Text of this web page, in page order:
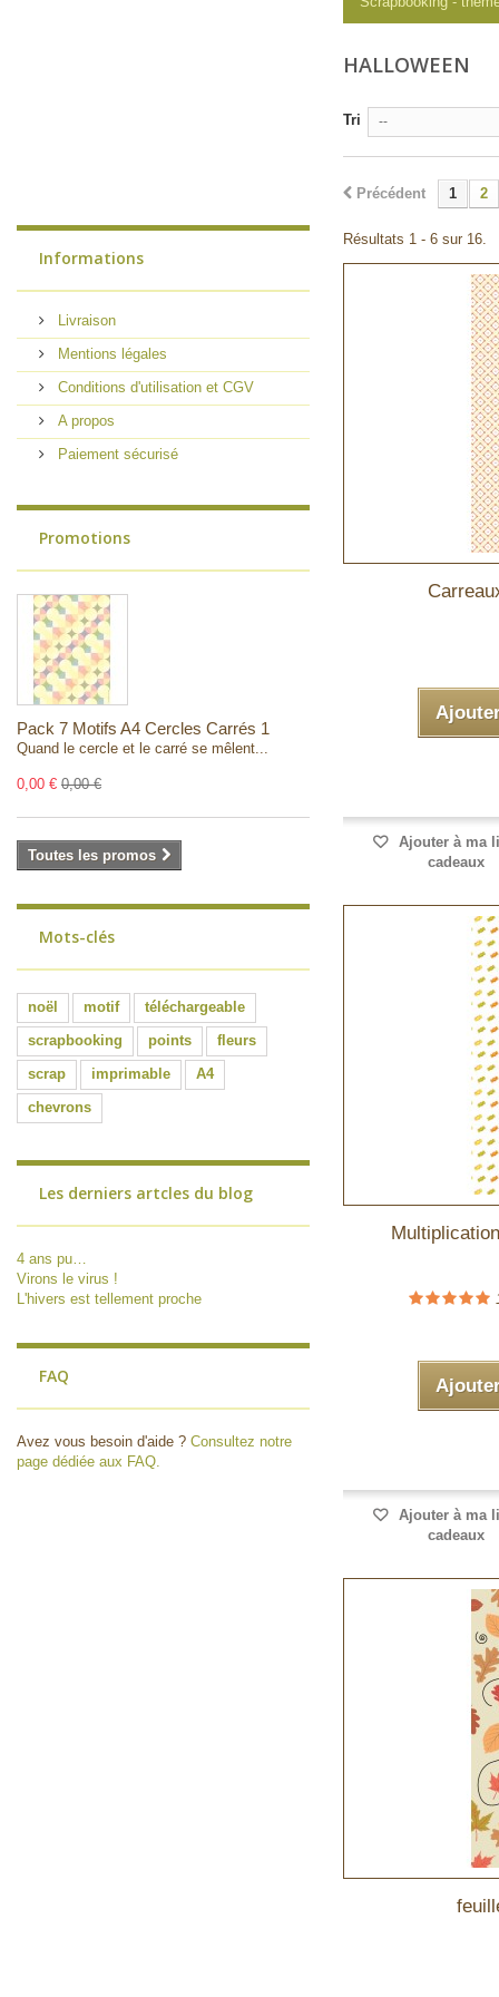
Informations
Livraison
Mentions légales
Conditions d'utilisation et CGV
A propos
Paiement sécurisé
Promotions
Pack 7 Motifs A4 Cercles Carrés 1
Quand le cercle et le carré se mêlent...
0,00 € 0,00 €
Toutes les promos
Mots-clés
noël motif
téléchargeable
scrapbooking
points
fleurs
scrap
imprimable
A4
chevrons
Les derniers artcles du blog
4 ans pu…
Virons le virus !
L'hivers est tellement proche
FAQ
Avez vous besoin d'aide ? Consultez notre
page dédiée aux FAQ.
HALLOWEEN
Tri --
Précédent 1 2
Résultats 1 - 6 sur 16.
Ajouter à ma
cadeaux
Ajouter à ma
cadeaux